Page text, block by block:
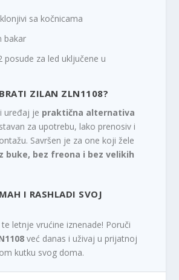
sa kočnicama
bakar
posude za led uključene u
ZILAN ZLN1108?
uređaj je praktična alternativa
za upotrebu, lako prenosiv i
Savršen je za one koji žele
buke, bez freona i bez velikih
I RASHLADI SVOJ
letnje vrućine iznenade! Poruči
već danas i uživaj u prijatnoj
kutku svog doma.